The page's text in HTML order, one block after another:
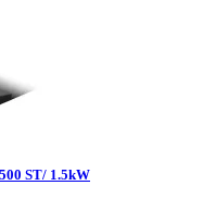
ST/ 1.5kW